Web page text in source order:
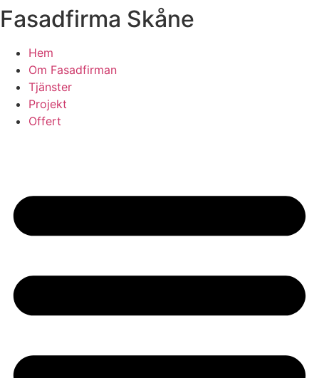
Skip
to
content
Fasadfirma Skåne
Hem
Om Fasadfirman
Tjänster
Projekt
Offert